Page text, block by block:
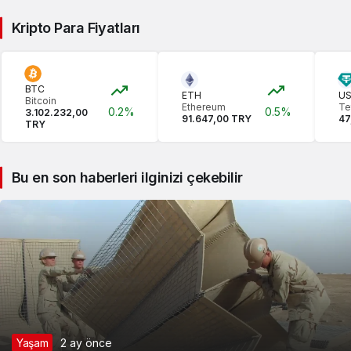
Kripto Para Fiyatları
BTC
Bitcoin
3.102.232,00
TRY
0.2%
ETH
Ethereum
91.647,00 TRY
0.5%
Bu en son haberleri ilginizi çekebilir
Yaşam 2 ay önce